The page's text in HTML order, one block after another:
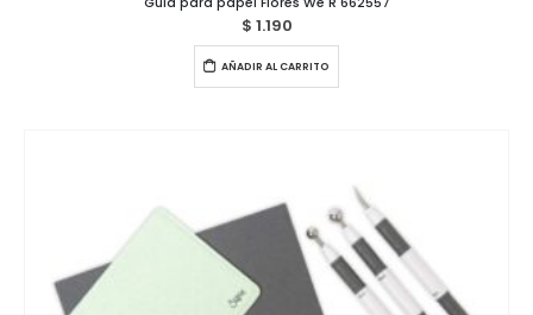
$ 1.190
AÑADIR AL CARRITO